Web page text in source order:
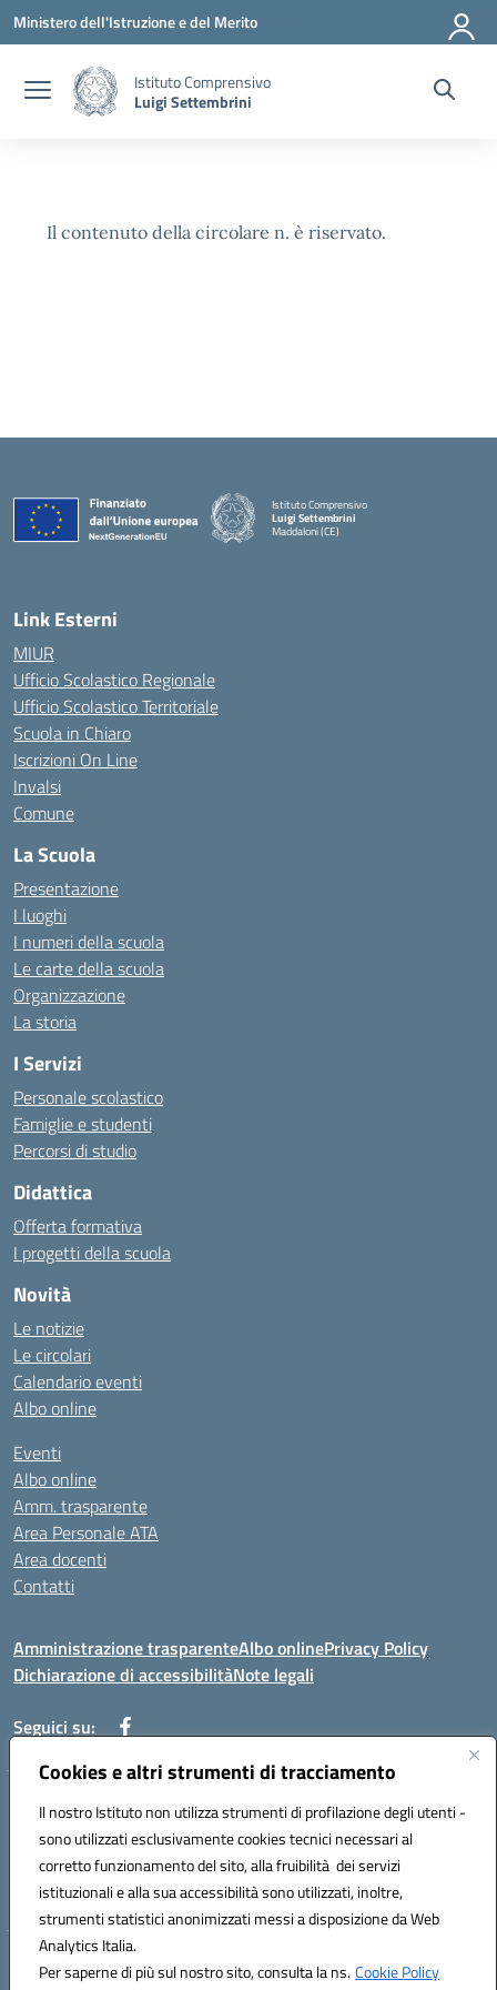
Cookies e altri strumenti di tracciamento
Il nostro Istituto non utilizza strumenti di profilazione degli utenti -
sono utilizzati esclusivamente cookies tecnici necessari al
corretto funzionamento del sito, alla fruibilità dei servizi
istituzionali e alla sua accessibilità sono utilizzati, inoltre,
strumenti statistici anonimizzati messi a disposizione da Web
Analytics Italia.
Per saperne di più sul nostro sito, consulta la ns.Cookie Policy
Vai ai contenuti
Vai al menu di navigazione
Vai al footer
Ministero dell'Istruzione e del Merito
Istituto Comprensivo
Luigi Settembrini
Il contenuto della circolare n. è riservato.
Istituto Comprensivo
Luigi Settembrini
Maddaloni (CE)
Link Esterni
MIUR
Ufficio Scolastico Regionale
Ufficio Scolastico Territoriale
Scuola in Chiaro
Iscrizioni On Line
Invalsi
Comune
La Scuola
Presentazione
I luoghi
I numeri della scuola
Le carte della scuola
Organizzazione
La storia
I Servizi
Personale scolastico
Famiglie e studenti
Percorsi di studio
Didattica
Offerta formativa
I progetti della scuola
Novità
Le notizie
Le circolari
Calendario eventi
Albo online
Eventi
Albo online
Amm. trasparente
Area Personale ATA
Area docenti
Contatti
Amministrazione trasparenteAlbo onlinePrivacy Policy
Dichiarazione di accessibilitàNote legali
Seguici su:
Indirizzo: VIA BRECCIAME, 46 - 81024 MADDALONI (CE)
Mail: CEIC8AU001@istruzione.it - Pec: CEIC8AU001@pec.istruzione.it -
Telefono: 0823408721
Meccanografico: CEIC8AU001
Codice fiscale: 93086080616
Hosting & Powered by 3D Solution S.r.l.